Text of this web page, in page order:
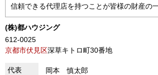
信頼できる代理店を持つことが皆様の財産の
(株)都ハウジング
612-0025
京都市伏見区深草キトロ町30番地
代表
岡本 慎太郎